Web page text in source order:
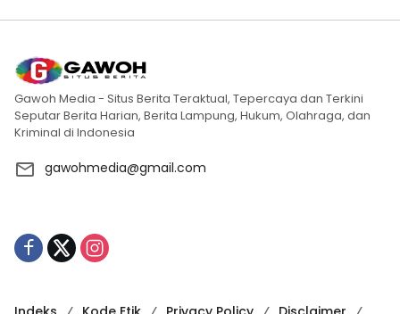
Gawoh Media - Situs Berita Teraktual, Tepercaya dan Terkini
Seputar Berita Harian, Berita Lampung, Hukum, Olahraga, dan
Kriminal di Indonesia
gawohmedia@gmail.com